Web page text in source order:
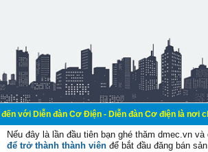
đàn Cơ Điện - Diễn đàn Cơ điện là nơi chia sẽ
Nếu đây là lần đầu tiên bạn ghé thăm dmec.vn
để trở thành thành viên để bắt đầu đăng bán